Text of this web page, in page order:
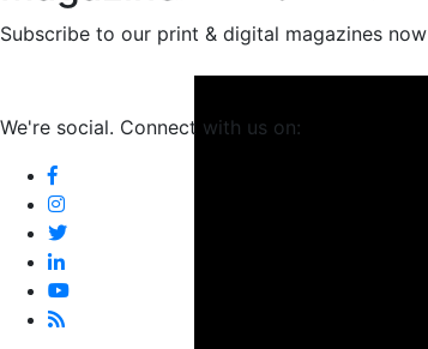
Subscribe to our print & digital magazines now
We're social. Connect with us on: